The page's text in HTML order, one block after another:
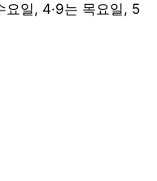
요일, 4·9는 목요일, 5